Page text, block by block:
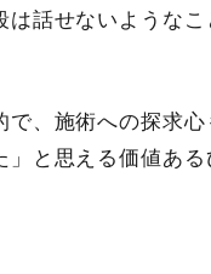
話せないような
、施術への探求
と思える価値あ